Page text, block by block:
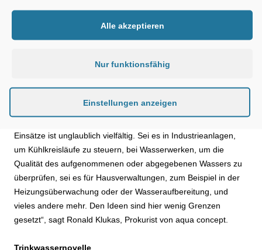
ein Problem anliegt und entsprechende Schritte unternehmen.
Das Rösler Obserwando EQTrace kann in der Ausführung, wie
übertragen. Dies geschieht via Mobilfunk. Sie sind also letztlich
Einsätze ist unglaublich vielfältig. Sei es in Industrieanlagen,
um Kühlkreisläufe zu steuern, bei Wasserwerken, um die
Qualität des aufgenommenen oder abgegebenen Wassers zu
überprüfen, sei es für Hausverwaltungen, zum Beispiel in der
Heizungsüberwachung oder der Wasseraufbereitung, und
vieles andere mehr. Den Ideen sind hier wenig Grenzen
gesetzt“, sagt Ronald Klukas, Prokurist von aqua concept.
Trinkwassernovelle
Alle akzeptieren
Nur funktionsfähig
Einstellungen anzeigen